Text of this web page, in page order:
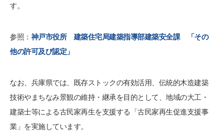
す。
参照： 神戸市役所 建築住宅局建築指導部建築安全課 「その
他の許可及び認定」
なお、兵庫県では、既存ストックの有効活用、伝統的木造建築
技術やまちなみ景観の維持・継承を目的として、地域の大工・
建築士等による古民家再生を支援する「古民家再生促進支援事
業」を実施しています。